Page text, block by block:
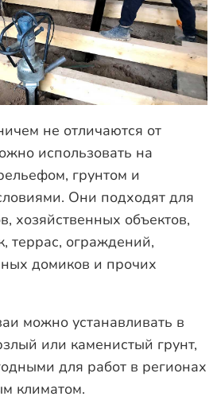
не отличаются от
использовать на
грунтом и
Они подходят для
хозяйственных объектов,
террас, ограждений,
домиков и прочих
можно устанавливать в
или каменистый грунт,
для работ в регионах
климатом.